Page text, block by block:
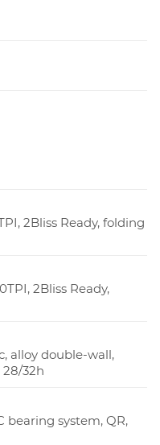
2Bliss Ready, folding
2Bliss Ready,
alloy double-wall,
32h
bearing system, QR,